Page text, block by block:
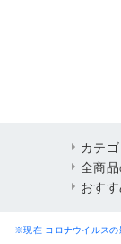
カテ
全商
おす
※現在 コロナウイルスの